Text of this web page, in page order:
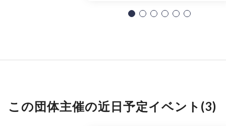
この団体主催の近日予定イベント(3)